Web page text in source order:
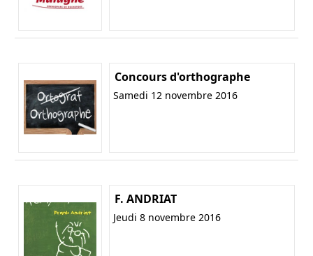
Concours d'orthographe
Samedi 12 novembre 2016
F. ANDRIAT
Jeudi 8 novembre 2016